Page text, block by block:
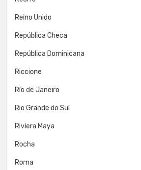
Reino Unido
República Checa
República Dominicana
Riccione
Río de Janeiro
Rio Grande do Sul
Riviera Maya
Rocha
Roma